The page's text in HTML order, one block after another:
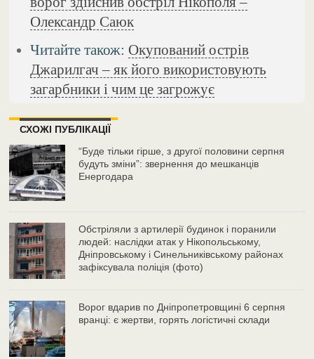
Олександр Саюк
Читайте також: Окупований острів
Джарилгач – як його використовують
загарбники і чим це загрожує
СХОЖІ ПУБЛІКАЦІЇ
“Буде тільки гірше, з другої половини серпня
будуть зміни”: звернення до мешканців
Енергодара
Обстріляли з артилерії будинок і поранили
людей: наслідки атак у Нікопольському,
Дніпровському і Синельниківському районах
зафіксувала поліція (фото)
Ворог вдарив по Дніпропетровщині 6 серпня
вранці: є жертви, горять логістичні склади